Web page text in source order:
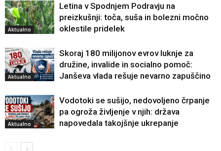
Aktualno
Letina v Spodnjem Podravju na
preizkušnji: toča, suša in bolezni močno
oklestile pridelek
Aktualno
Skoraj 180 milijonov evrov luknje za
družine, invalide in socialno pomoč:
Janševa vlada rešuje nevarno zapuščino
Aktualno
Vodotoki se sušijo, nedovoljeno črpanje
pa ogroža življenje v njih: država
napovedala takojšnje ukrepanje